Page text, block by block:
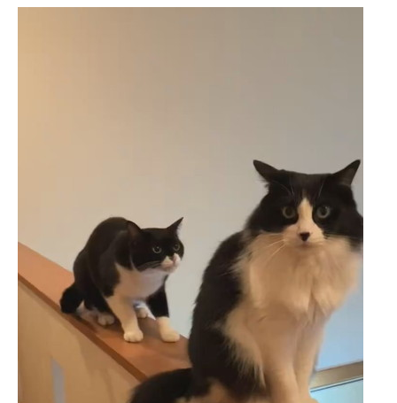
マーケ×ITの今がよく分かる
ITエンジニア向け専門サイト
企業向けIT製品の総合サイト
IT製品の技術・比較・事例
製造業のIT導入・活用を支援